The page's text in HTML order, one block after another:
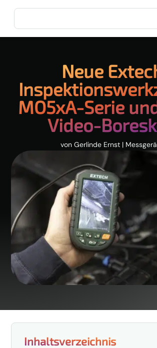
Neue
MO5xA-Serie
Video-
von Gerlinde Ernst |
Inhaltsverzeichnis